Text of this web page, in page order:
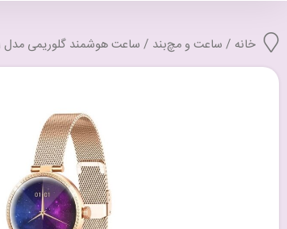
خانه / ساعت و مچ‌بند / ساعت هوشمند گلوریمی مدل Glorimi Smart Lady watch GL1 با گارانتی 18 ماهه شرکتی